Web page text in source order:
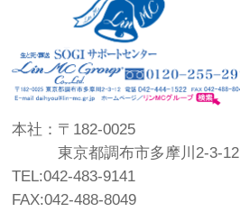
本社：〒182-0025
東京都調布市多摩川2-3-12
TEL:042-483-9141
FAX:042-488-8049